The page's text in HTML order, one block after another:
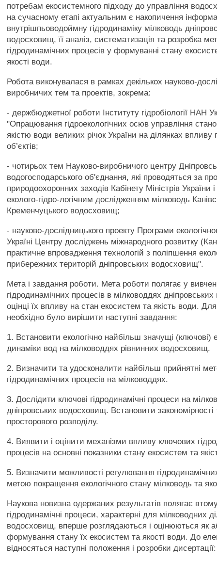
потребам екосистемного підходу до управління
на сучасному етапі актуальним є накопичення
внутрішпьоводоймну гідродинаміку мілководь
водосховищ, її аналіз, систематизація та розробка
гідродинамічних процесів у формуванні стану
якості води.
Робота виконувалася в рамках декількох науково-
виробничих тем та проектів, зокрема:
- держбюджетної роботи Інституту гідробіології НАН
"Опрацювання гідроекологічних осюв управління
якістю води великих річок України на ділянках впливу
об’єктів;
- чотирьох тем Науково-виробничого центру
водогосподарського об'єднання, які проводяться за
природоохоронних заходів Кабінету Міністрів України
еколого-гідро-логічним дослідженням мілководь
Кременчуцького водосховищ;
- науково-дослідницького проекту Програми
Україні Центру досліджень міжнародного розвитку
практичне впровадження технологій з поліпшення
прибережних територій дніпровських водосховищ".
Мета і завдання роботи. Мета роботи полягає у
гідродинамічних процесів в мілководдях
оцінці їх впливу на стан екосистем та якість води.
необхідно було вирішити наступні завдання:
1. Встановити екологічно найбільш значущі (ключові)
динаміки вод на мілководдях рівнинних водосховищ.
2. Визначити та удосконалити найбільш прийнятні
гідродинамічних процесів на мілководдях.
3. Дослідити ключові гідродинамічні процеси на
дніпровських водосховищ. Встановити закономірності
просторового розподілу.
4. Виявити і оцінити механізми впливу ключових
процесів на основні показники стану екосистем та
5. Визначити можливості регулювання
метою покращення екологічного стану мілководь та
Наукова новизна одержаних результатів полягає
гідродинамічні процеси, характерні для мілководних
водосховищ, вперше розглядаються і оцінюються як
формування стану їх екосистем та якості води. До
відносяться наступні положення і розробки дисертації: